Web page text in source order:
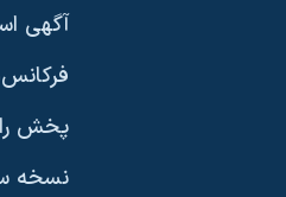
آگهی
پخش
نسخه